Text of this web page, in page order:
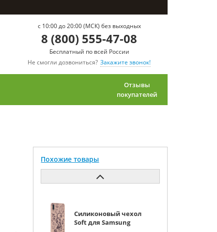
c 10:00 до 20:00 (МСК) без выходных
8 (800) 555-47-08
Бесплатный по всей России
Не смогли дозвониться? Закажите звонок!
Отзывы
покупателей
Похожие товары
Силиконовый чехол
Soft для Samsung